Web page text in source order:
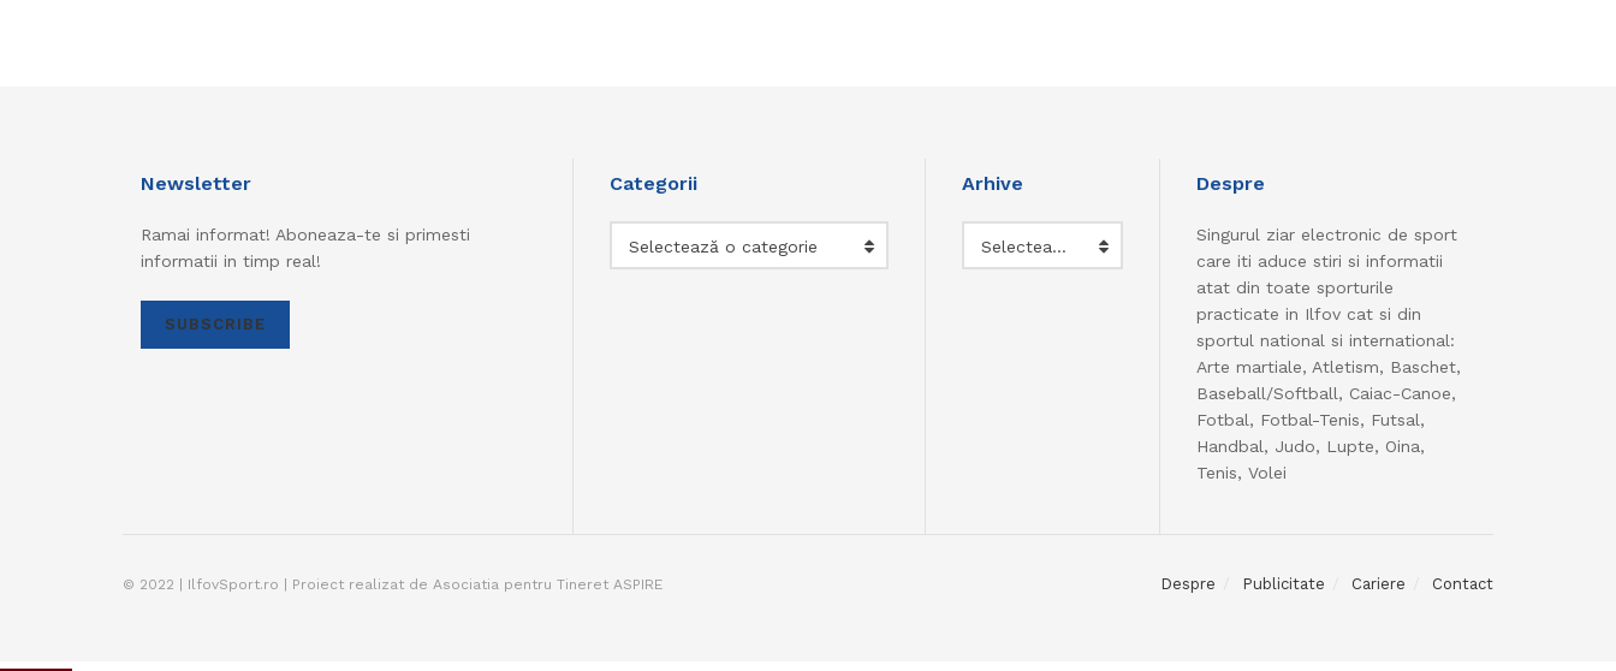
Newsletter
Ramai informat! Aboneaza-te si primesti
informatii in timp real!
SUBSCRIBE
Categorii
Selectează o categorie
Arhive
Selectează luna
Despre
Singurul ziar electronic de sport
care iti aduce stiri si informatii
atat din toate sporturile
practicate in Ilfov cat si din
sportul national si international:
Arte martiale, Atletism, Baschet,
Baseball/Softball, Caiac-Canoe,
Fotbal, Fotbal-Tenis, Futsal,
Handbal, Judo, Lupte, Oina,
Tenis, Volei
Despre Publicitate Cariere Contact
© 2022 | IlfovSport.ro | Proiect realizat de Asociatia pentru Tineret ASPIRE